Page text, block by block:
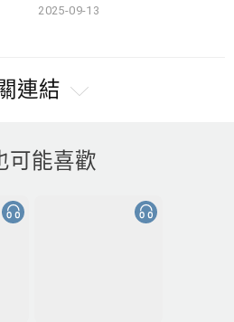
2025-09-13
連結
可能喜歡